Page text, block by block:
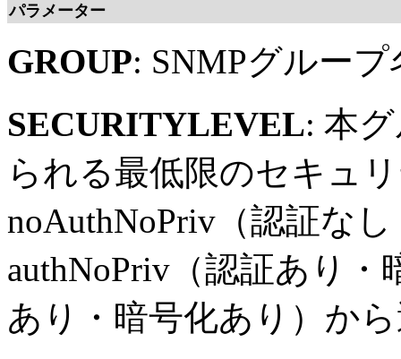
パラメーター
GROUP: SNMPグループ
SECURITYLEVEL: 本
られる最低限のセキュ
noAuthNoPriv（認証な
authNoPriv（認証あり・
あり・暗号化あり）か